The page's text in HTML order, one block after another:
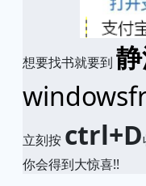
想要找书就要到
立刻按 ctrl+D
你会得到大惊喜!!